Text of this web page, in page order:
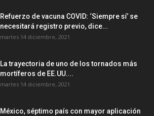
Refuerzo de vacuna COVID: ‘Siempre sí’ se
necesitará registro previo, dice...
martes 14 diciembre, 2021
La trayectoria de uno de los tornados más
mortíferos de EE.UU....
martes 14 diciembre, 2021
México, séptimo país con mayor aplicación